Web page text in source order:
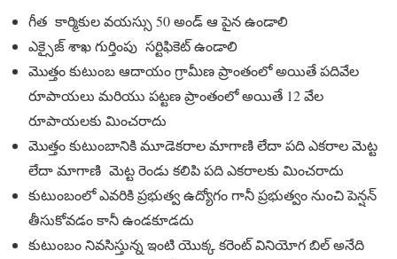
గీత కార్మికుల వయస్సు 50 అండ్ ఆ పైన ఉండాలి
ఎక్సైజ్ శాఖ గుర్తింపు సర్టిఫికెట్ ఉండాలి
మొత్తం కుటుంబ ఆదాయం గ్రామీణ ప్రాంతంలో అయితే పదివేల
రూపాయలు మరియు పట్టణ ప్రాంతంలో అయితే 12 వేల
రూపాయలకు మించరాదు
మొత్తం కుటుంబానికి మూడెకరాల మాగాణి లేదా పది ఎకరాల మెట్ట
లేదా మాగాణి మెట్ట రెండు కలిపి పది ఎకరాలకు మించరాదు
కుటుంబంలో ఎవరికి ప్రభుత్వ ఉద్యోగం గానీ ప్రభుత్వం నుంచి పెన్షన్
తీసుకోవడం కానీ ఉండకూడదు
కుటుంబం నివసిస్తున్న ఇంటి యొక్క కరెంట్ వినియోగ బిల్ అనేది